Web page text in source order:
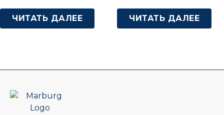
ЧИТАТЬ ДАЛЕЕ ЧИТАТЬ ДАЛЕЕ